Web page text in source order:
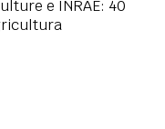
e INRAE: 40